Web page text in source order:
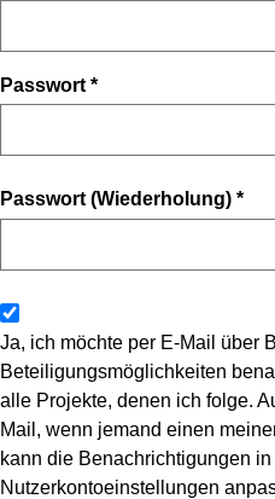
Passwort *
Passwort (Wiederholung) *
Ja, ich möchte per E-Mail über
Beteiligungsmöglichkeiten
alle Projekte, denen ich folge.
Mail, wenn jemand einen
kann die Benachrichtigungen
Nutzerkontoeinstellungen